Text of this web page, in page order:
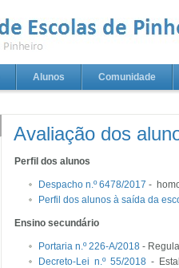
Alunos Comunidade
Avaliação dos
Perfil dos alunos
Despacho n.º 6478/2017 -
Perfil dos alunos à saída da
Ensino secundário
Portaria n.º 226-A/2018 -
Decreto-Lei n.º 55/2018 -